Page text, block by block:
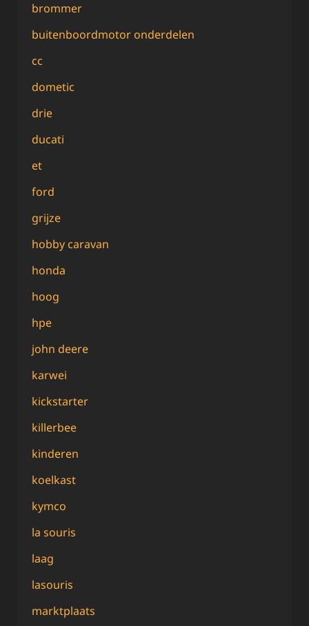
brommer
buitenboordmotor onderdelen
cc
dometic
drie
ducati
et
ford
grijze
hobby caravan
honda
hoog
hpe
john deere
karwei
kickstarter
killerbee
kinderen
koelkast
kymco
la souris
laag
lasouris
marktplaats